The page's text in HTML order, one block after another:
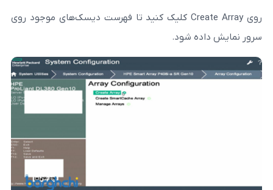
روی Create Array کلیک کنید تا فهرست دیسک‌های موجود روی
شود.